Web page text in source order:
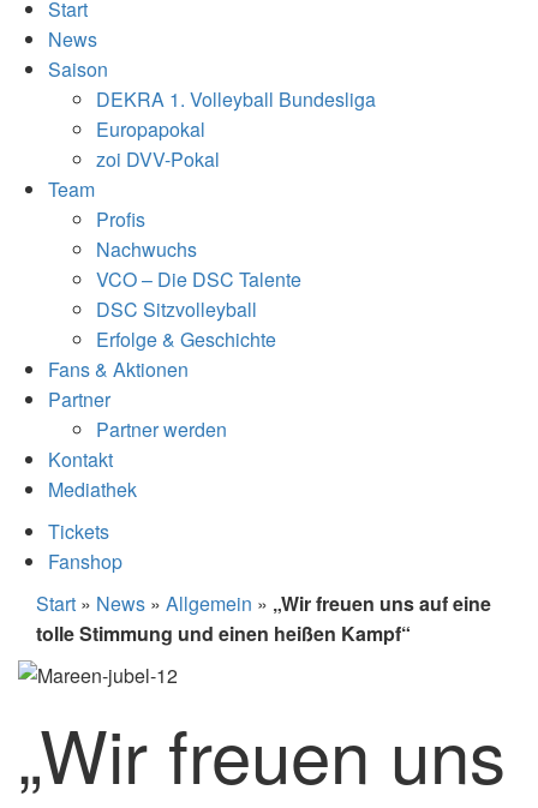
Start
News
Saison
DEKRA 1. Volleyball Bundesliga
Europapokal
zoi DVV-Pokal
Team
Profis
Nachwuchs
VCO – Die DSC Talente
DSC Sitzvolleyball
Erfolge & Geschichte
Fans & Aktionen
Partner
Partner werden
Kontakt
Mediathek
Tickets
Fanshop
Start » News » Allgemein » „Wir freuen uns auf eine
tolle Stimmung und einen heißen Kampf“
„Wir freuen uns